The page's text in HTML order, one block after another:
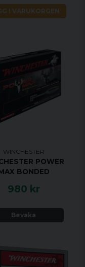
I VARUKORGEN
WINCHESTER
POWER
BONDED
980 kr
Bevaka